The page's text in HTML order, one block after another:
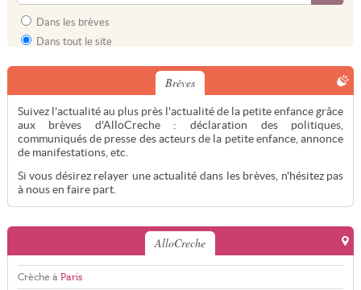
Dans les brèves
Dans tout le site
Brèves
Suivez l'actualité au plus près l'actualité de la petite enfance grâce
aux brèves d'AlloCreche : déclaration des politiques,
communiqués de presse des acteurs de la petite enfance, annonce
de manifestations, etc.
Si vous désirez relayer une actualité dans les brèves, n'hésitez pas
à nous en faire part.
AlloCreche
Crèche à Paris